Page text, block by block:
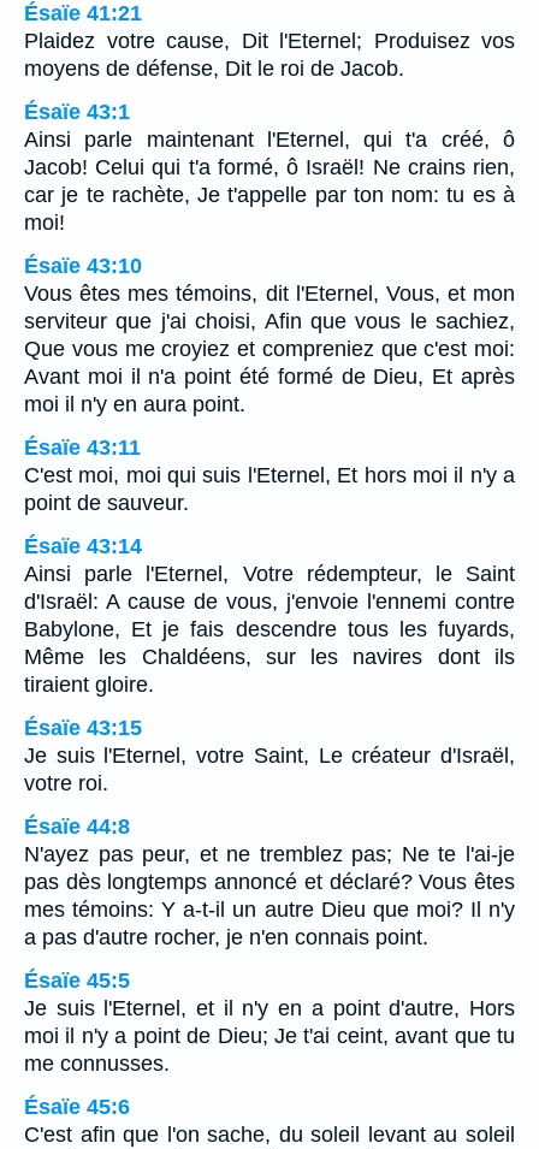
Ésaïe 41:21
Plaidez votre cause, Dit l'Eternel; Produisez vos
moyens de défense, Dit le roi de Jacob.
Ésaïe 43:1
Ainsi parle maintenant l'Eternel, qui t'a créé, ô
Jacob! Celui qui t'a formé, ô Israël! Ne crains rien,
car je te rachète, Je t'appelle par ton nom: tu es à
moi!
Ésaïe 43:10
Vous êtes mes témoins, dit l'Eternel, Vous, et mon
serviteur que j'ai choisi, Afin que vous le sachiez,
Que vous me croyiez et compreniez que c'est moi:
Avant moi il n'a point été formé de Dieu, Et après
moi il n'y en aura point.
Ésaïe 43:11
C'est moi, moi qui suis l'Eternel, Et hors moi il n'y a
point de sauveur.
Ésaïe 43:14
Ainsi parle l'Eternel, Votre rédempteur, le Saint
d'Israël: A cause de vous, j'envoie l'ennemi contre
Babylone, Et je fais descendre tous les fuyards,
Même les Chaldéens, sur les navires dont ils
tiraient gloire.
Ésaïe 43:15
Je suis l'Eternel, votre Saint, Le créateur d'Israël,
votre roi.
Ésaïe 44:8
N'ayez pas peur, et ne tremblez pas; Ne te l'ai-je
pas dès longtemps annoncé et déclaré? Vous êtes
mes témoins: Y a-t-il un autre Dieu que moi? Il n'y
a pas d'autre rocher, je n'en connais point.
Ésaïe 45:5
Je suis l'Eternel, et il n'y en a point d'autre, Hors
moi il n'y a point de Dieu; Je t'ai ceint, avant que tu
me connusses.
Ésaïe 45:6
C'est afin que l'on sache, du soleil levant au soleil